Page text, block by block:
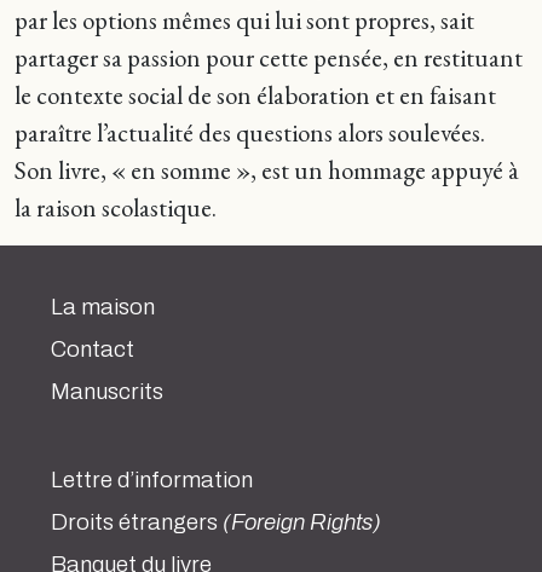
par les options mêmes qui lui sont propres, sait
partager sa passion pour cette pensée, en restituant
le contexte social de son élaboration et en faisant
paraître l’actualité des questions alors soulevées.
Son livre, « en somme », est un hommage appuyé à
la raison scolastique.
La maison
Contact
Manuscrits
Lettre d’information
Droits étrangers (Foreign Rights)
Banquet du livre